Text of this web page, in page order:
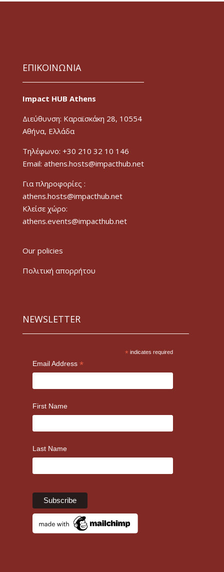
ΕΠΙΚΟΙΝΩΝΙΑ
Impact HUB Athens
Διεύθυνση: Καραϊσκάκη 28, 10554
Αθήνα, Ελλάδα
Τηλέφωνο: +30 210 32 10 146
Email: athens.hosts@impacthub.net
Για πληροφορίες :
athens.hosts@impacthub.net
Κλείσε χώρο:
athens.events@impacthub.net
Our policies
Πολιτική απορρήτου
NEWSLETTER
* indicates required
Email Address *
First Name
Last Name